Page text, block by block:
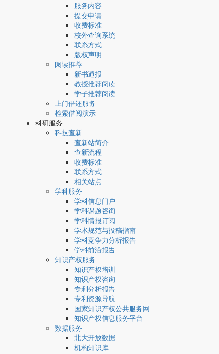
服务内容
提交申请
收费标准
校外查询系统
联系方式
版权声明
阅读推荐
新书通报
教授推荐阅读
学子推荐阅读
上门借还服务
检索借阅演示
科研服务
科技查新
查新站简介
查新流程
收费标准
联系方式
相关站点
学科服务
学科信息门户
学科课题咨询
学科情报订阅
学术规范与投稿指南
学科竞争力分析报告
学科前沿报告
知识产权服务
知识产权培训
知识产权咨询
专利分析报告
专利资源导航
国家知识产权公共服务网
知识产权信息服务平台
数据服务
北大开放数据
机构知识库